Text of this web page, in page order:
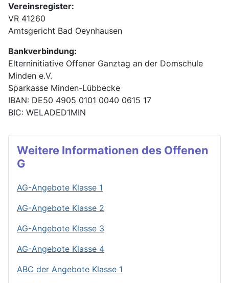
Vereinsregister:
VR 41260
Amtsgericht Bad Oeynhausen
Bankverbindung:
Elterninitiative Offener Ganztag an der Domschule
Minden e.V.
Sparkasse Minden-Lübbecke
IBAN: DE50 4905 0101 0040 0615 17
BIC: WELADED1MIN
Weitere Informationen des Offenen
G
AG-Angebote Klasse 1
AG-Angebote Klasse 2
AG-Angebote Klasse 3
AG-Angebote Klasse 4
ABC der Angebote Klasse 1